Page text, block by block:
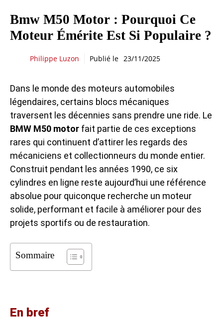
Bmw M50 Motor : Pourquoi Ce
Moteur Émérite Est Si Populaire ?
Philippe Luzon Publié le 23/11/2025
Dans le monde des moteurs automobiles
légendaires, certains blocs mécaniques
traversent les décennies sans prendre une ride. Le
BMW M50 motor fait partie de ces exceptions
rares qui continuent d’attirer les regards des
mécaniciens et collectionneurs du monde entier.
Construit pendant les années 1990, ce six
cylindres en ligne reste aujourd’hui une référence
absolue pour quiconque recherche un moteur
solide, performant et facile à améliorer pour des
projets sportifs ou de restauration.
Sommaire
En bref